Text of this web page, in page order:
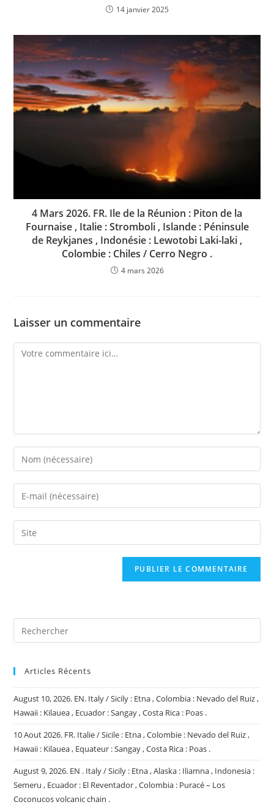
14 janvier 2025
4 Mars 2026. FR. Ile de la Réunion : Piton de la
Fournaise , Italie : Stromboli , Islande : Péninsule
de Reykjanes , Indonésie : Lewotobi Laki-laki ,
Colombie : Chiles / Cerro Negro .
4 mars 2026
Laisser un commentaire
Comment
Enter
your
name
comment
Enter
your
email
address
Saisir
l’URL
Articles Récents
August 10, 2026. EN. Italy / Sicily : Etna , Colombia : Nevado del Ruiz ,
Hawaii : Kilauea , Ecuador : Sangay , Costa Rica : Poas .
10 Aout 2026. FR. Italie / Sicile : Etna , Colombie : Nevado del Ruiz ,
Hawaii : Kilauea , Equateur : Sangay , Costa Rica : Poas .
August 9, 2026. EN . Italy / Sicily : Etna , Alaska : Iliamna , Indonesia :
Semeru , Ecuador : El Reventador , Colombia : Puracé – Los
Coconucos volcanic chain .